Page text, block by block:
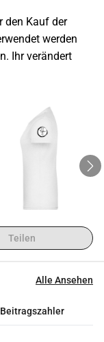
den Kauf der
werden
Ihr verändert
Teilen
Alle Ansehen